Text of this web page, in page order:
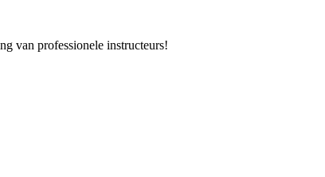
van professionele instructeurs!